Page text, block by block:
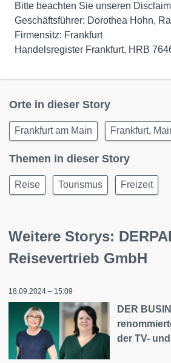
Bitte beachten Sie unseren
Geschäftsführer: Dorothea Hohn,
Firmensitz: Frankfurt
Handelsregister Frankfurt, HRB
Orte in dieser Story
Frankfurt am Main Frankfurt,
Themen in dieser Story
Reise Tourismus Freizeit
Weitere Storys:
Reisevertrieb GmbH
18.09.2024 – 15:09
DER
der TV-